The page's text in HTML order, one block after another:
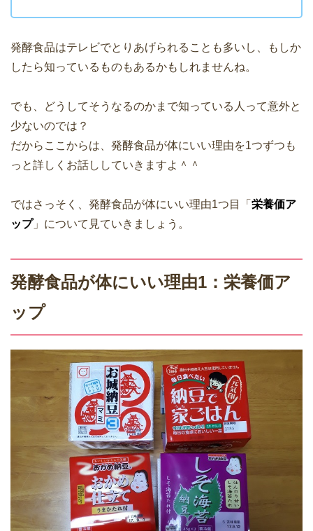
発酵食品はテレビでとりあげられることも多いし、もしか
したら知っているものもあるかもしれませんね。
でも、どうしてそうなるのかまで知っている人って意外と
少ないのでは？
だからここからは、発酵食品が体にいい理由を1つずつも
っと詳しくお話ししていきますよ＾＾
ではさっそく、発酵食品が体にいい理由1つ目「 栄養価ア
ップ」について見ていきましょう。
発酵食品が体にいい理由1：栄養価ア
ップ